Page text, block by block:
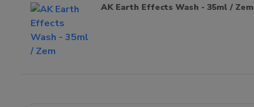
AK Earth Effects Wash - 35ml / Zem